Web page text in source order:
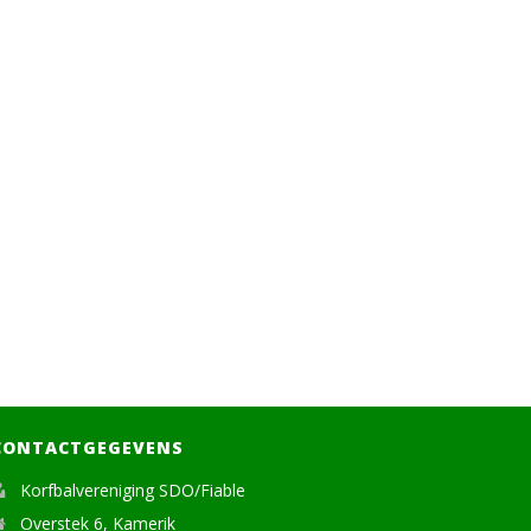
Korfbalvereniging SDO/Fiable
Overstek 6, Kamerik